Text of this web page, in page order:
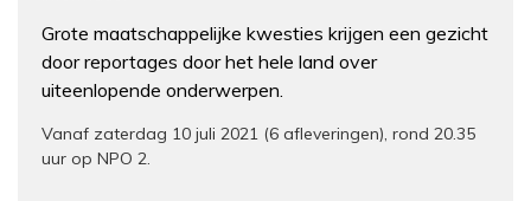
Grote maatschappelijke kwesties krijgen een gezicht
door reportages door het hele land over
uiteenlopende onderwerpen.
Vanaf zaterdag 10 juli 2021 (6 afleveringen), rond 20.35
uur op NPO 2.